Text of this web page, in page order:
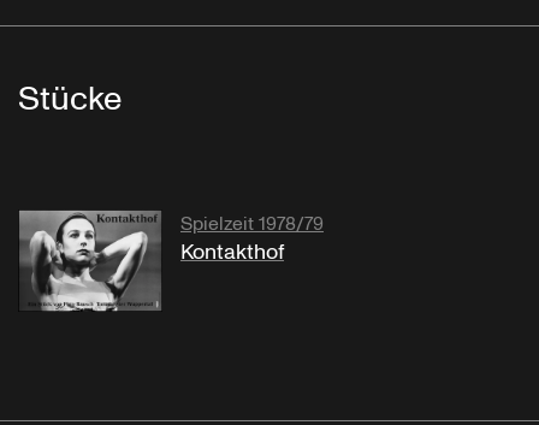
Stücke
Spielzeit 1978/79
Kontakthof